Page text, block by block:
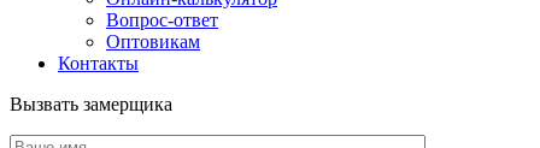
Вопрос-ответ
Оптовикам
Контакты
Вызвать замерщика